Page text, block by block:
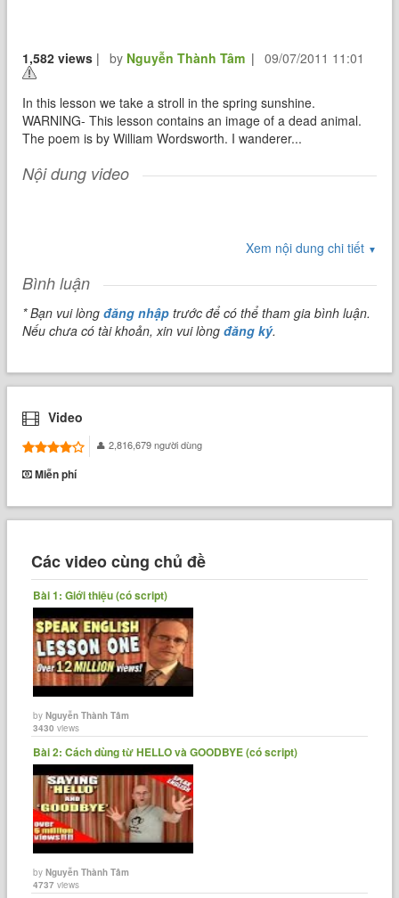
1,582 views | by Nguyễn Thành Tâm | 09/07/2011 11:01
In this lesson we take a stroll in the spring sunshine.
WARNING- This lesson contains an image of a dead animal.
The poem is by William Wordsworth. I wanderer...
Nội dung video
Xem nội dung chi tiết ▼
Bình luận
* Bạn vui lòngđăng nhập trước để có thể tham gia bình luận.
Nếu chưa có tài khoản, xin vui lòngđăng ký.
Video
2,816,679 người dùng
Miễn phí
Các video cùng chủ đề
Bài 1: Giới thiệu (có script)
byNguyễn Thành Tâm
3430 views
Bài 2: Cách dùng từ HELLO và GOODBYE (có script)
byNguyễn Thành Tâm
4737 views